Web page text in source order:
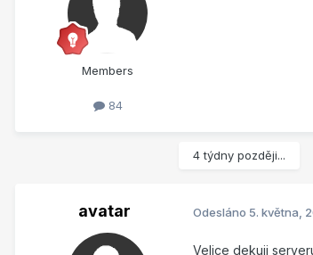
Members
84
4 týdny později...
avatar Odesláno 5. května,
Velice dekuji